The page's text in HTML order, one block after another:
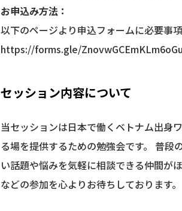
お申込み方法：
以下のページより申込フォームに必要事
https://forms.gle/
セッション内容について
当セッションは日本で働くベトナム出身
る場を提供するための勉強会です。 普段
い話題や悩みを気軽に相談できる仲間が
などの参加を心よりお待ちしております